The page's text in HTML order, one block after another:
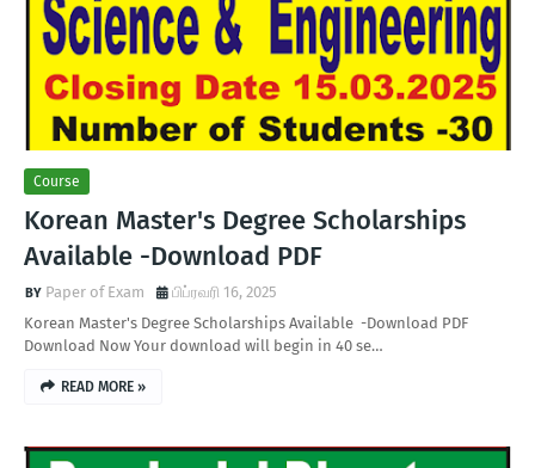
Course
Korean Master's Degree Scholarships
Available -Download PDF
Paper of Exam
பிப்ரவரி 16, 2025
Korean Master's Degree Scholarships Available -Download PDF
Download Now Your download will begin in 40 se…
READ MORE »